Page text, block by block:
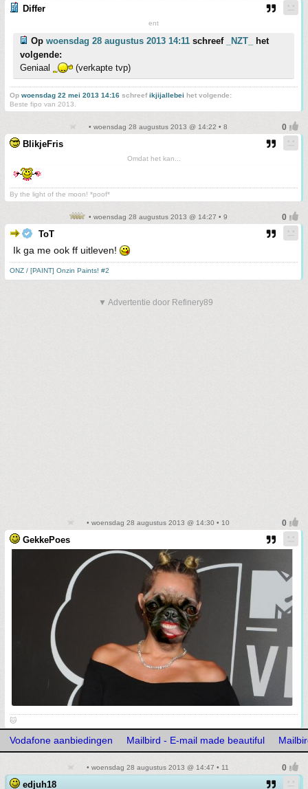
Differ
ent
Op woensdag 28 augustus 2013 14:11 schreef _NZT_
het
volgende:
Geniaal
(verkapte tvp)
Op woensdag 22 mei 2013 14:16 schreefikjijallebei het volgende:
Beste fipo van 2013.
• woensdag 28 augustus 2013 @ 14:22 • 8
BlikjeFris
Omdat het kan...
By the light of the moon! *poof*
• woensdag 28 augustus 2013 @ 14:27 • 9
ToT
Ik ga me ook ff uitleven!
ONZ / [PAINT] Onzin Paints! #2
▼ Advertentie door Refinery89
• woensdag 28 augustus 2013 @ 14:30 • 10
GekkePoes
🐱
Vodafone aanbiedingen Mailbird - E-mail made beautiful
• woensdag 28 augustus 2013 @ 14:47 • 11
edjuh18